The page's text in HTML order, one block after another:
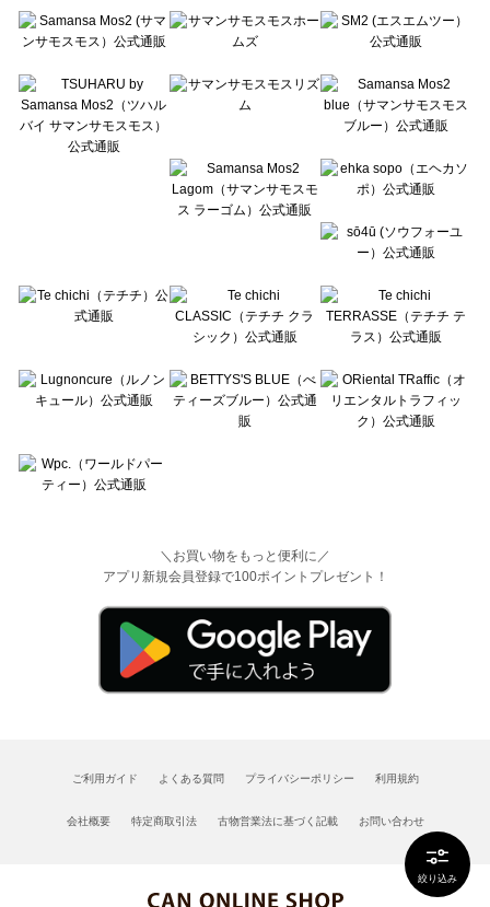
絞り込み
Te chichi（テチチ）のボトムス一覧
Te chichi CLASSIC（テチチ クラシック）のボトムス一覧
Lugnoncure（ルノンキュール）のボトムス一覧
BETTY'S BLUE（べティーズブルー）のボトムス一覧
Wpc.（ワールドパーティー）のボトムス一覧
＼お買い物をもっと便利に／
アプリ新規会員登録で100ポイントプレゼント！
ご利用ガイド よくある質問 プライバシーポリシー 利用規約
会社概要 特定商取引法 古物営業法に基づく記載 お問い合わせ